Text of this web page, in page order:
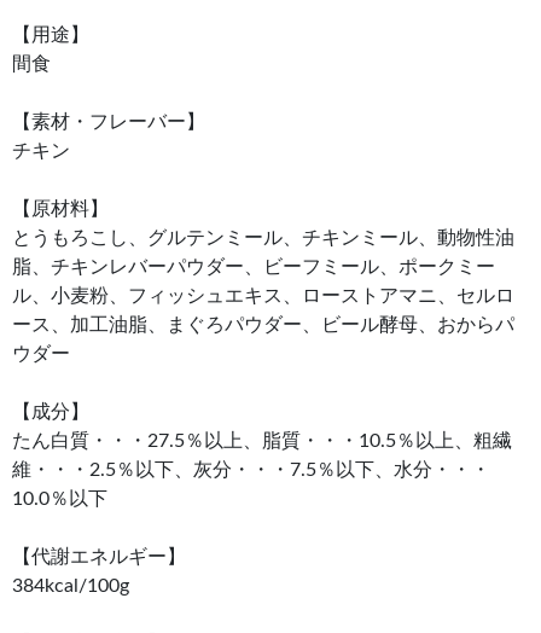
【用途】
間食
【素材・フレーバー】
チキン
【原材料】
とうもろこし、グルテンミール、チキンミール、動物性油
脂、チキンレバーパウダー、ビーフミール、ポークミー
ル、小麦粉、フィッシュエキス、ローストアマニ、セルロ
ース、加工油脂、まぐろパウダー、ビール酵母、おからパ
ウダー
【成分】
たん白質・・・27.5％以上、脂質・・・10.5％以上、粗繊
維・・・2.5％以下、灰分・・・7.5％以下、水分・・・
10.0％以下
【代謝エネルギー】
384kcal/100g